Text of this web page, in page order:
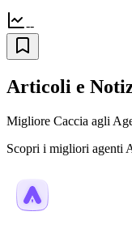
--
Articoli e
Migliore Caccia agli
Scopri i migliori agenti